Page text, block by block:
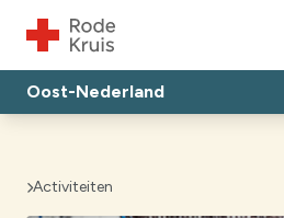
Oost-Nederland
Activiteiten